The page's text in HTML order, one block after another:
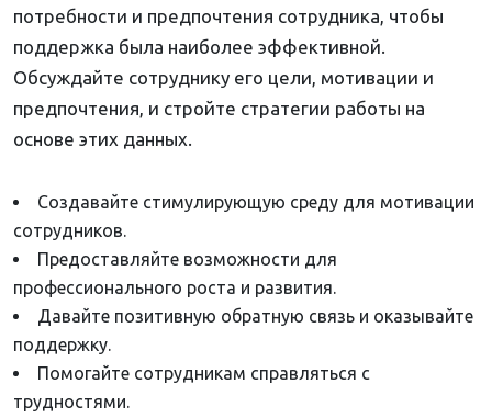
потребности и предпочтения сотрудника, чтобы
поддержка была наиболее эффективной.
Обсуждайте сотруднику его цели, мотивации и
предпочтения, и стройте стратегии работы на
основе этих данных.
Создавайте стимулирующую среду для мотивации
сотрудников.
Предоставляйте возможности для
профессионального роста и развития.
Давайте позитивную обратную связь и оказывайте
поддержку.
Помогайте сотрудникам справляться с
трудностями.